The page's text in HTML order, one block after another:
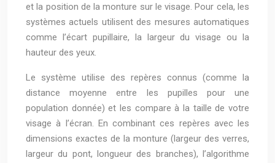
et la position de la monture sur le visage. Pour cela, les
systèmes actuels utilisent des mesures automatiques
comme l’écart pupillaire, la largeur du visage ou la
hauteur des yeux.
Le système utilise des repères connus (comme la
distance moyenne entre les pupilles pour une
population donnée) et les compare à la taille de votre
visage à l’écran. En combinant ces repères avec les
dimensions exactes de la monture (largeur des verres,
largeur du pont, longueur des branches), l’algorithme